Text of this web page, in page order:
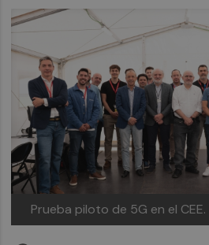
Prueba piloto de 5G en el CEE.